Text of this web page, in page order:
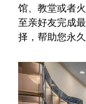
馆、教堂或者
至亲好友完成
择，帮助您永